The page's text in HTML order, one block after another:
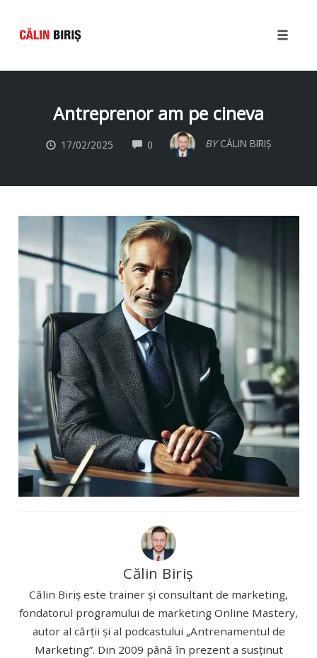
Antreprenor am pe cineva
17/02/2025 0 COMMENTS BY CĂLIN BIRIȘ
Călin Biriș
Călin Biriș este trainer și consultant de marketing,
fondatorul programului de marketing Online Mastery,
autor al cărții și al podcastului „Antrenamentul de
Marketing”. Din 2009 până în prezent a susținut